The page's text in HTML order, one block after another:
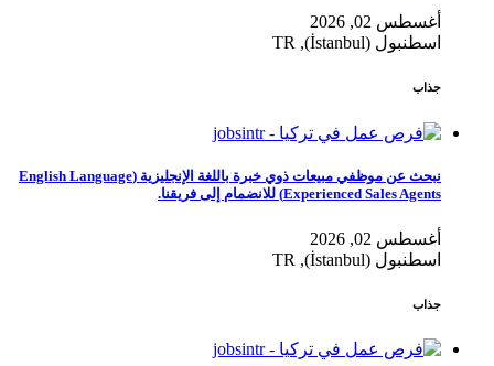
أغسطس 02, 2026
اسطنبول (İstanbul), TR
جذاب
نبحث عن موظفي مبيعات ذوي خبرة باللغة الإنجليزية (English Language
Experienced Sales Agents) للانضمام إلى فريقنا.
أغسطس 02, 2026
اسطنبول (İstanbul), TR
جذاب